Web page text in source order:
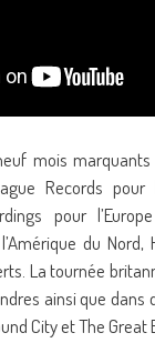
mois marquants
Records pour
pour
du Nord,
La tournée
ainsi que dans
City et The Great